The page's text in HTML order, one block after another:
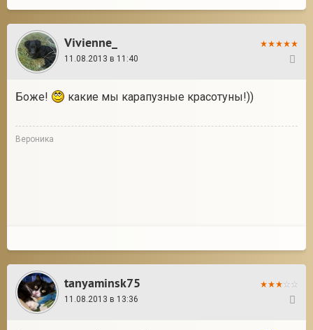
Vivienne_
11.08.2013 в 11:40
Боже! какие мы карапузные красотуны!))
Вероника
tanyaminsk75
11.08.2013 в 13:36